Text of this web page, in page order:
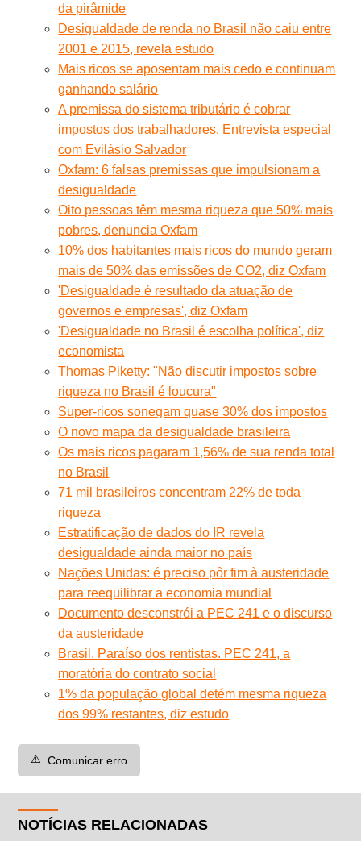
da pirâmide
Desigualdade de renda no Brasil não caiu entre
2001 e 2015, revela estudo
Mais ricos se aposentam mais cedo e continuam
ganhando salário
A premissa do sistema tributário é cobrar
impostos dos trabalhadores. Entrevista especial
com Evilásio Salvador
Oxfam: 6 falsas premissas que impulsionam a
desigualdade
Oito pessoas têm mesma riqueza que 50% mais
pobres, denuncia Oxfam
10% dos habitantes mais ricos do mundo geram
mais de 50% das emissões de CO2, diz Oxfam
'Desigualdade é resultado da atuação de
governos e empresas', diz Oxfam
'Desigualdade no Brasil é escolha política', diz
economista
Thomas Piketty: "Não discutir impostos sobre
riqueza no Brasil é loucura"
Super-ricos sonegam quase 30% dos impostos
O novo mapa da desigualdade brasileira
Os mais ricos pagaram 1,56% de sua renda total
no Brasil
71 mil brasileiros concentram 22% de toda
riqueza
Estratificação de dados do IR revela
desigualdade ainda maior no país
Nações Unidas: é preciso pôr fim à austeridade
para reequilibrar a economia mundial
Documento desconstrói a PEC 241 e o discurso
da austeridade
Brasil. Paraíso dos rentistas. PEC 241, a
moratória do contrato social
1% da população global detém mesma riqueza
dos 99% restantes, diz estudo
⚠️ Comunicar erro
NOTÍCIAS RELACIONADAS